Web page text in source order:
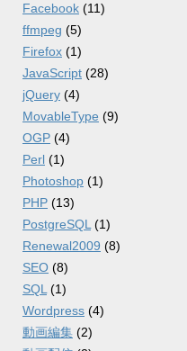
Facebook (11)
ffmpeg (5)
Firefox (1)
JavaScript (28)
jQuery (4)
MovableType (9)
OGP (4)
Perl (1)
Photoshop (1)
PHP (13)
PostgreSQL(1)
Renewal2009 (8)
SEO (8)
SQL(1)
Wordpress (4)
動画編集 (2)